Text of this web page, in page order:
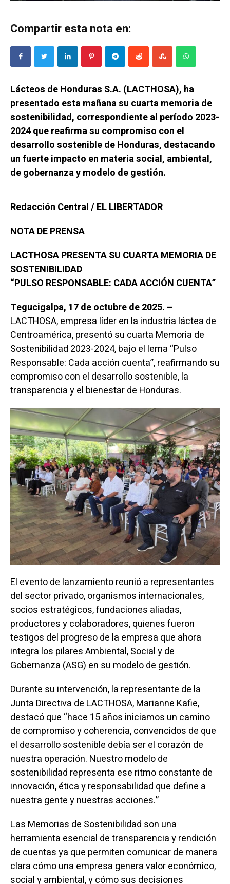
Compartir esta nota en:
Lácteos de Honduras S.A. (LACTHOSA), ha
presentado esta mañana su cuarta memoria de
sostenibilidad, correspondiente al período 2023-
2024 que reafirma su compromiso con el
desarrollo sostenible de Honduras, destacando
un fuerte impacto en materia social, ambiental,
de gobernanza y modelo de gestión.
Redacción Central / EL LIBERTADOR
NOTA DE PRENSA
LACTHOSA PRESENTA SU CUARTA MEMORIA DE
SOSTENIBILIDAD
“PULSO RESPONSABLE: CADA ACCIÓN CUENTA”
Tegucigalpa, 17 de octubre de 2025. –
LACTHOSA, empresa líder en la industria láctea de
Centroamérica, presentó su cuarta Memoria de
Sostenibilidad 2023-2024, bajo el lema “Pulso
Responsable: Cada acción cuenta”, reafirmando su
compromiso con el desarrollo sostenible, la
transparencia y el bienestar de Honduras.
El evento de lanzamiento reunió a representantes
del sector privado, organismos internacionales,
socios estratégicos, fundaciones aliadas,
productores y colaboradores, quienes fueron
testigos del progreso de la empresa que ahora
integra los pilares Ambiental, Social y de
Gobernanza (ASG) en su modelo de gestión.
Durante su intervención, la representante de la
Junta Directiva de LACTHOSA, Marianne Kafie,
destacó que “hace 15 años iniciamos un camino
de compromiso y coherencia, convencidos de que
el desarrollo sostenible debía ser el corazón de
nuestra operación. Nuestro modelo de
sostenibilidad representa ese ritmo constante de
innovación, ética y responsabilidad que define a
nuestra gente y nuestras acciones.”
Las Memorias de Sostenibilidad son una
herramienta esencial de transparencia y rendición
de cuentas ya que permiten comunicar de manera
clara cómo una empresa genera valor económico,
social y ambiental, y cómo sus decisiones